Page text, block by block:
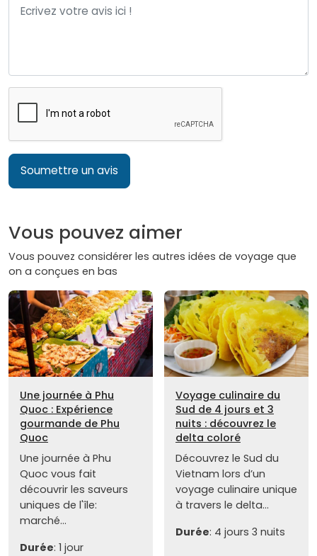
Soumettre un avis
Vous pouvez aimer
Vous pouvez considérer les autres idées de voyage que
on a conçues en bas
Une journée à Phu
Quoc : Expérience
gourmande de Phu
Quoc
Une journée à Phu
Quoc vous fait
découvrir les saveurs
uniques de l'île:
marché...
Durée: 1 jour
Voyage culinaire du
Sud de 4 jours et 3
nuits : découvrez le
delta coloré
Découvrez le Sud du
Vietnam lors d’un
voyage culinaire unique
à travers le delta...
Durée: 4 jours 3 nuits